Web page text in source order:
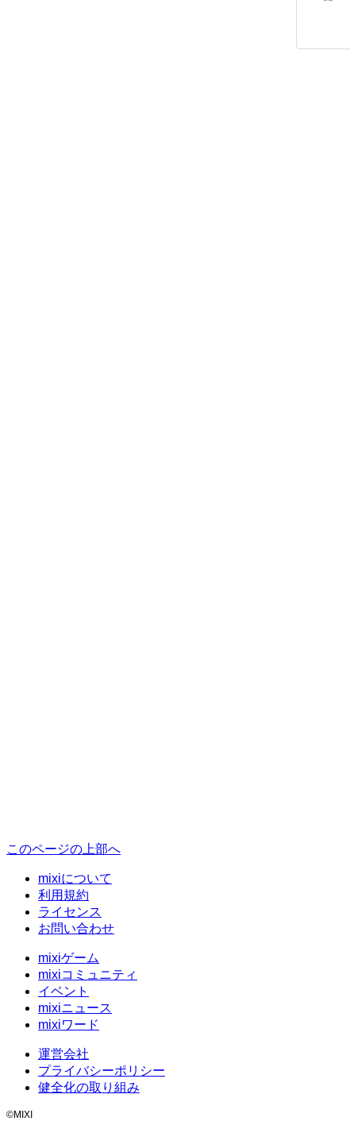
このページの上部へ
mixiについて
利用規約
ライセンス
お問い合わせ
mixiゲーム
mixiコミュニティ
イベント
mixiニュース
mixiワード
運営会社
プライバシーポリシー
健全化の取り組み
©MIXI